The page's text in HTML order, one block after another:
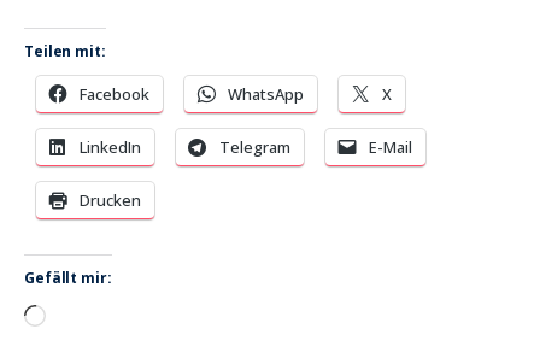
Teilen mit:
Facebook WhatsApp X
LinkedIn Telegram E-Mail
Drucken
Gefällt mir:
Wird